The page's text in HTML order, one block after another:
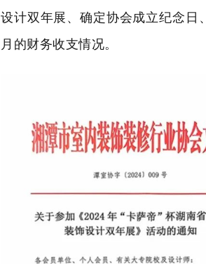
设计双年展 、确定协会成立纪念日、
月的财务收支情况。